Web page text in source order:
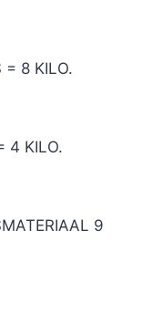
= 8 KILO.
4 KILO.
9